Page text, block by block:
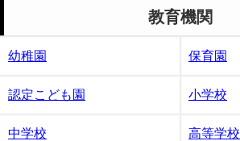
教育機関
幼稚園 保育園
認定こども園 小学校
中学校 高等学校